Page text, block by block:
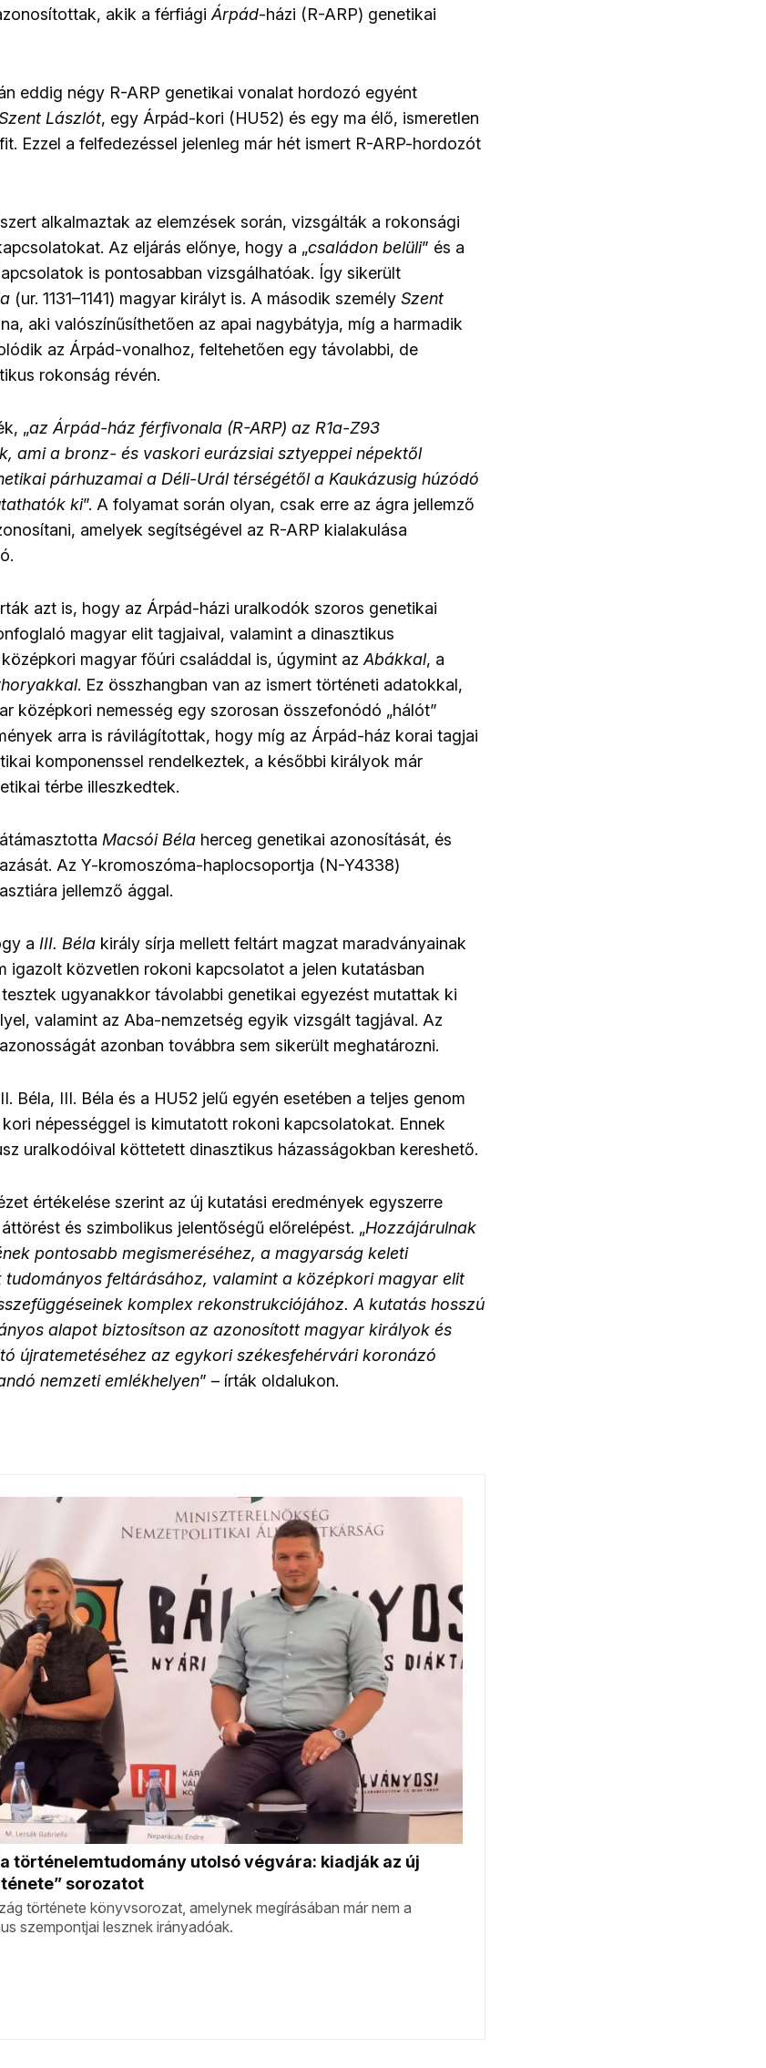
akik a férfiági Árpád-házi (R-ARP) genetikai
eddig négy R-ARP genetikai vonalat hordozó egyént
Lászlót, egy Árpád-kori (HU52) és egy ma élő, ismeretlen
Ezzel a felfedezéssel jelenleg már hét ismert R-ARP-hordozót
alkalmaztak az elemzések során, vizsgálták a rokonsági
Az eljárás előnye, hogy a „családon belüli” és a
is pontosabban vizsgálhatóak. Így sikerült
(ur. 1131–1141) magyar királyt is. A második személy Szent
aki valószínűsíthetően az apai nagybátyja, míg a harmadik
az Árpád-vonalhoz, feltehetően egy távolabbi, de
rokonság révén.
„az Árpád-ház férfivonala (R-ARP) az R1a-Z93
ami a bronz- és vaskori eurázsiai sztyeppei népektől
párhuzamai a Déli-Urál térségétől a Kaukázusig húzódó
ki”. A folyamat során olyan, csak erre az ágra jellemző
amelyek segítségével az R-ARP kialakulása
azt is, hogy az Árpád-házi uralkodók szoros genetikai
magyar elit tagjaival, valamint a dinasztikus
magyar főúri családdal is, úgymint az Abákkal, a
. Ez összhangban van az ismert történeti adatokkal,
középkori nemesség egy szorosan összefonódó „hálót”
arra is rávilágítottak, hogy míg az Árpád-ház korai tagjai
komponenssel rendelkeztek, a későbbi királyok már
térbe illeszkedtek.
Macsói Béla herceg genetikai azonosítását, és
Az Y-kromoszóma-haplocsoportja (N-Y4338)
jellemző ággal.
a III. Béla király sírja mellett feltárt magzat maradványainak
igazolt közvetlen rokoni kapcsolatot a jelen kutatásban
ugyanakkor távolabbi genetikai egyezést mutattak ki
valamint az Aba-nemzetség egyik vizsgált tagjával. Az
azonban továbbra sem sikerült meghatározni.
Béla, III. Béla és a HU52 jelű egyén esetében a teljes genom
népességgel is kimutatott rokoni kapcsolatokat. Ennek
uralkodóival köttetett dinasztikus házasságokban kereshető.
értékelése szerint az új kutatási eredmények egyszerre
és szimbolikus jelentőségű előrelépést. „Hozzájárulnak
pontosabb megismeréséhez, a magyarság keleti
tudományos feltárásához, valamint a középkori magyar elit
komplex rekonstrukciójához. A kutatás hosszú
alapot biztosítson az azonosított magyar királyok és
újratemetéséhez az egykori székesfehérvári koronázó
nemzeti emlékhelyen” – írták oldalukon.